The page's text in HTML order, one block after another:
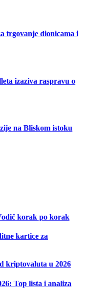
trgovanje dionicama i
izaziva raspravu o
na Bliskom istoku
korak po korak
kartice za
kriptovaluta u 2026
Top lista i analiza